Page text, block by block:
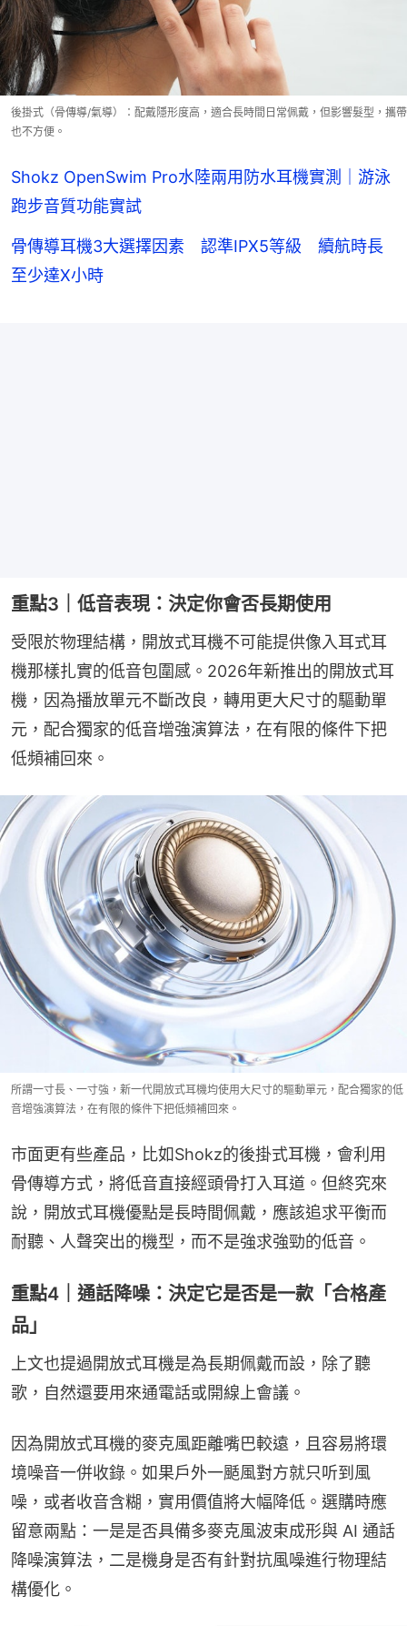
後掛式（骨傳導/氣導）：配戴隱形度高，適合長時間日常佩戴，但影響髮型，攜帶
也不方便。
Shokz OpenSwim Pro水陸兩用防水耳機實測｜游泳
跑步音質功能實試
骨傳導耳機3大選擇因素 認準IPX5等級 續航時長
至少達X小時
重點3｜低音表現：決定你會否長期使用
受限於物理結構，開放式耳機不可能提供像入耳式耳
機那樣扎實的低音包圍感。2026年新推出的開放式耳
機，因為播放單元不斷改良，轉用更大尺寸的驅動單
元，配合獨家的低音增強演算法，在有限的條件下把
低頻補回來。
所謂一寸長、一寸強，新一代開放式耳機均使用大尺寸的驅動單元，配合獨家的低
音增強演算法，在有限的條件下把低頻補回來。
市面更有些產品，比如Shokz的後掛式耳機，會利用
骨傳導方式，將低音直接經頭骨打入耳道。但終究來
說，開放式耳機優點是長時間佩戴，應該追求平衡而
耐聽、人聲突出的機型，而不是強求強勁的低音。
重點4｜通話降噪：決定它是否是一款「合格產
品」
上文也提過開放式耳機是為長期佩戴而設，除了聽
歌，自然還要用來通電話或開線上會議。
因為開放式耳機的麥克風距離嘴巴較遠，且容易將環
境噪音一併收錄。如果戶外一颳風對方就只听到風
噪，或者收音含糊，實用價值將大幅降低。選購時應
留意兩點：一是是否具備多麥克風波束成形與 AI 通話
降噪演算法，二是機身是否有針對抗風噪進行物理結
構優化。